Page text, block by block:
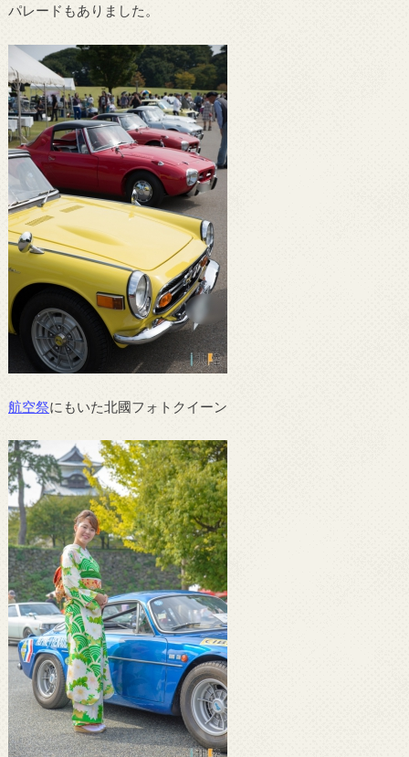
パレードもありました。
航空祭にもいた北國フォトクイーン